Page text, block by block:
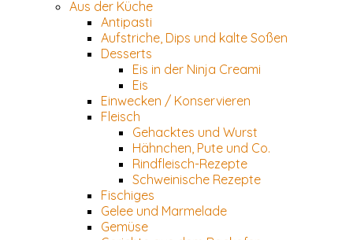
Aus der Küche
Antipasti
Aufstriche, Dips und kalte Soßen
Desserts
Eis in der Ninja Creami
Eis
Einwecken / Konservieren
Fleisch
Gehacktes und Wurst
Hähnchen, Pute und Co.
Rindfleisch-Rezepte
Schweinische Rezepte
Fischiges
Gelee und Marmelade
Gemüse